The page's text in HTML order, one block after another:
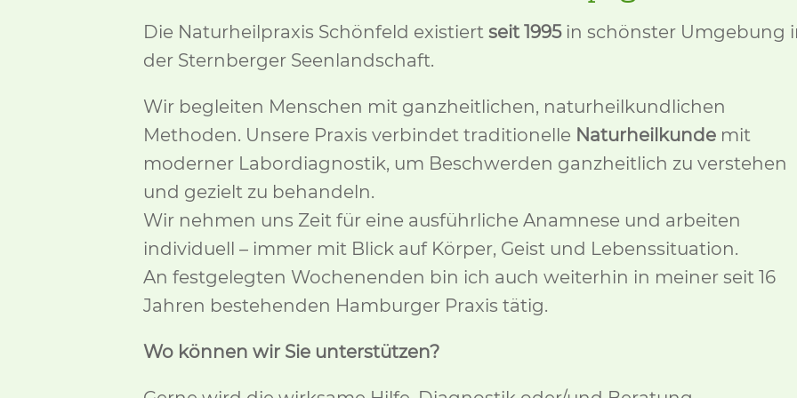
Die Naturheilpraxis Schönfeld existiert seit 1995in schönster Umgebung
der Sternberger Seenlandschaft.
Wir begleiten Menschen mit ganzheitlichen, naturheilkundlichen
Methoden. Unsere Praxis verbindet traditionelle Naturheilkunde mit
moderner Labordiagnostik, um Beschwerden ganzheitlich zu verstehen
und gezielt zu behandeln.
Wir nehmen uns Zeit für eine ausführliche Anamnese und arbeiten
individuell – immer mit Blick auf Körper, Geist und Lebenssituation.
An festgelegten Wochenenden bin ich auch weiterhin in meiner seit 16
Jahren bestehenden Hamburger Praxis tätig.
Wo können wir Sie unterstützen?